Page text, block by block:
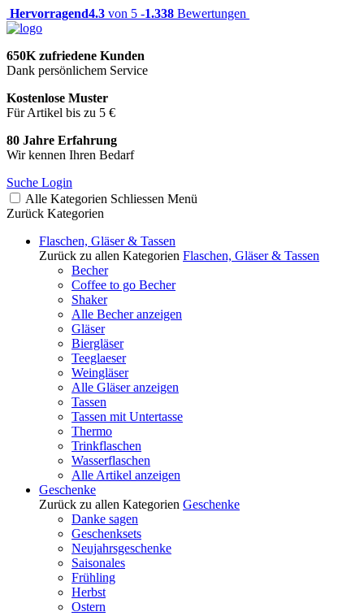
Hervorragend4.3 von 5 -1.338 Bewertungen
650K zufriedene Kunden
Dank persönlichem Service
Kostenlose Muster
Für Artikel bis zu 5 €
80 Jahre Erfahrung
Wir kennen Ihren Bedarf
Suche Login
Alle Kategorien Schliessen Menü
Zurück Kategorien
Flaschen, Gläser & Tassen
Zurück zu allen Kategorien Flaschen, Gläser & Tassen
Becher
Coffee to go Becher
Shaker
Alle Becher anzeigen
Gläser
Biergläser
Teeglaeser
Weingläser
Alle Gläser anzeigen
Tassen
Tassen mit Untertasse
Thermo
Trinkflaschen
Wasserflaschen
Alle Artikel anzeigen
Geschenke
Zurück zu allen Kategorien Geschenke
Danke sagen
Geschenksets
Neujahrsgeschenke
Saisonales
Frühling
Herbst
Ostern